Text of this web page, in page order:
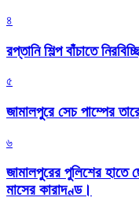
৪
রপ্তানি শিল্প বাঁচাতে
৫
জামালপুরে সেচ পাম্পের
৬
জামালপুরের পুলিশের হাতে
মাসের কারাদণ্ড।